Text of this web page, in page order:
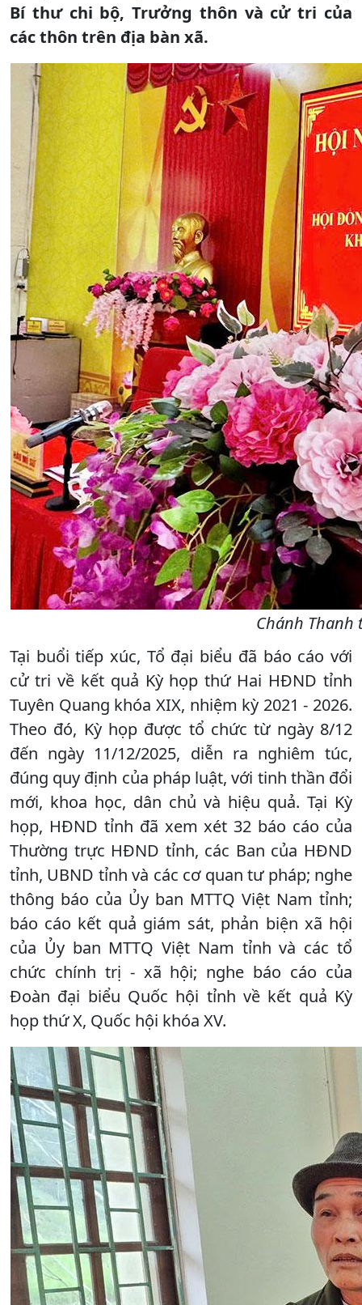
Bí thư chi bộ, Trưởng thôn và cử tri của
các thôn trên địa bàn xã.
Chánh Thanh
Tại buổi tiếp xúc, Tổ đại biểu đã báo cáo với
cử tri về kết quả Kỳ họp thứ Hai HĐND tỉnh
Tuyên Quang khóa XIX, nhiệm kỳ 2021 - 2026.
Theo đó, Kỳ họp được tổ chức từ ngày 8/12
đến ngày 11/12/2025, diễn ra nghiêm túc,
đúng quy định của pháp luật, với tinh thần đổi
mới, khoa học, dân chủ và hiệu quả. Tại Kỳ
họp, HĐND tỉnh đã xem xét 32 báo cáo của
Thường trực HĐND tỉnh, các Ban của HĐND
tỉnh, UBND tỉnh và các cơ quan tư pháp; nghe
thông báo của Ủy ban MTTQ Việt Nam tỉnh;
báo cáo kết quả giám sát, phản biện xã hội
của Ủy ban MTTQ Việt Nam tỉnh và các tổ
chức chính trị - xã hội; nghe báo cáo của
Đoàn đại biểu Quốc hội tỉnh về kết quả Kỳ
họp thứ X, Quốc hội khóa XV.